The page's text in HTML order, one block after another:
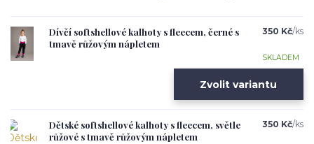
Dívčí softshellové kalhoty s fleecem, černé s
tmavě růžovým nápletem
350 Kč/ks
SKLADEM
Zvolit variantu
Dětské softshellové kalhoty s fleecem, světle
růžové s tmavě růžovým nápletem
350 Kč/ks